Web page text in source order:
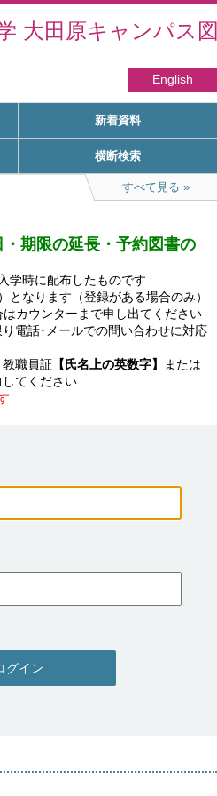
大田原キャンパス
English
新着資料
横断検索
すべて見る
期限の延長・予約図書の
学時に配布したものです
なります（登録がある場合のみ）
はカウンターまで申し出てください
電話･メールでの問い合わせに対応
教職員証 【氏名上の英数字】
または
グイン